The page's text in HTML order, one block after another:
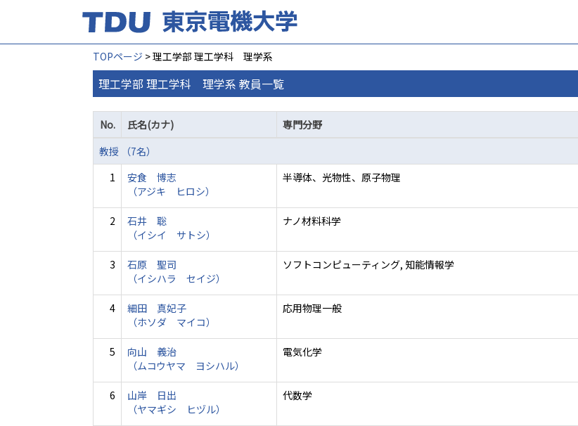
TOPページ > 理工学部 理工学科 理学系
理工学部 理工学科 理学系 教員一覧
No. 氏名(カナ)
専門分野
教授 （7名）
1
安食 博志
（アジキ ヒロシ）
半導体、光物性、原子物理
2
石井 聡
（イシイ サトシ）
ナノ材料科学
3
石原 聖司
（イシハラ セイジ）
ソフトコンピューティング, 知能情報学
4
細田 真妃子
（ホソダ マイコ）
応用物理一般
5
向山 義治
（ムコウヤマ ヨシハル）
電気化学
6
山岸 日出
（ヤマギシ ヒヅル）
代数学